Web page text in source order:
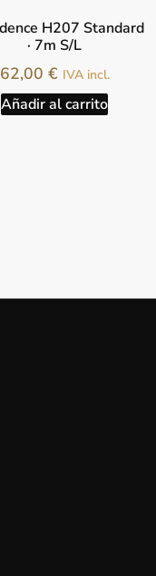
H207 Standard
· 7m S/L
62,00 € IVA incl.
Añadir al carrito